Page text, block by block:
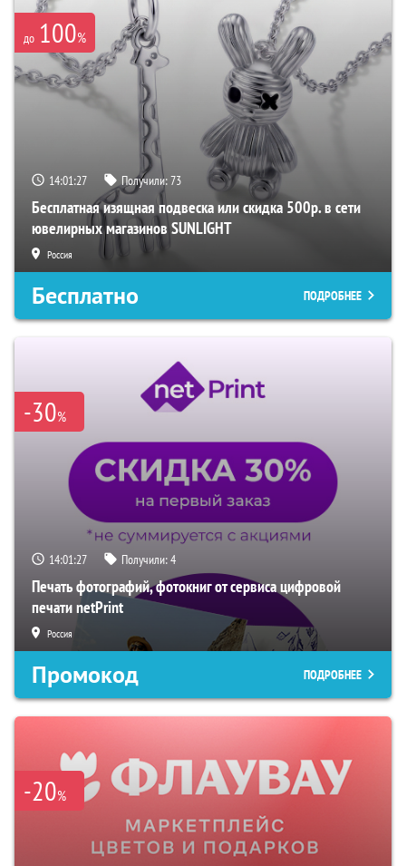
до 100%
14:01:26 Получили:73
Бесплатная изящная подвеска или скидка 500р. в сети
ювелирных магазинов SUNLIGHT
Россия
Бесплатно ПОДРОБНЕЕ
-30%
14:01:26 Получили:4
Печать фотографий, фотокниг от сервиса цифровой
печати netPrint
Россия
Промокод ПОДРОБНЕЕ
-20%